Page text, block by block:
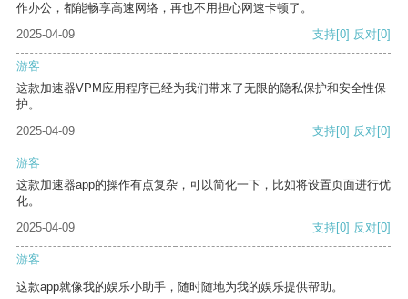
作办公，都能畅享高速网络，再也不用担心网速卡顿了。
2025-04-09
支持[0] 反对[0]
游客
这款加速器VPM应用程序已经为我们带来了无限的隐私保护和安全性保
护。
2025-04-09
支持[0] 反对[0]
游客
这款加速器app的操作有点复杂，可以简化一下，比如将设置页面进行优
化。
2025-04-09
支持[0] 反对[0]
游客
这款app就像我的娱乐小助手，随时随地为我的娱乐提供帮助。